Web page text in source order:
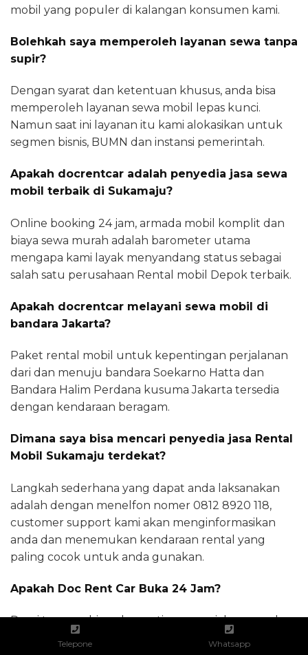
mobil yang populer di kalangan konsumen kami.
Bolehkah saya memperoleh layanan sewa tanpa
supir?
Dengan syarat dan ketentuan khusus, anda bisa
memperoleh layanan sewa mobil lepas kunci.
Namun saat ini layanan itu kami alokasikan untuk
segmen bisnis, BUMN dan instansi pemerintah.
Apakah docrentcar adalah penyedia jasa sewa
mobil terbaik di Sukamaju?
Online booking 24 jam, armada mobil komplit dan
biaya sewa murah adalah barometer utama
mengapa kami layak menyandang status sebagai
salah satu perusahaan Rental mobil Depok terbaik.
Apakah docrentcar melayani sewa mobil di
bandara Jakarta?
Paket rental mobil untuk kepentingan perjalanan
dari dan menuju bandara Soekarno Hatta dan
Bandara Halim Perdana kusuma Jakarta tersedia
dengan kendaraan beragam.
Dimana saya bisa mencari penyedia jasa Rental
Mobil Sukamaju terdekat?
Langkah sederhana yang dapat anda laksanakan
adalah dengan menelfon nomer 0812 8920 118,
customer support kami akan menginformasikan
anda dan menemukan kendaraan rental yang
paling cocok untuk anda gunakan.
Apakah Doc Rent Car Buka 24 Jam?
Demi terpenuhinya kepentingan perjalanan anda,
customer support docrentcars.com siap melayani
Telepone Whatsapp